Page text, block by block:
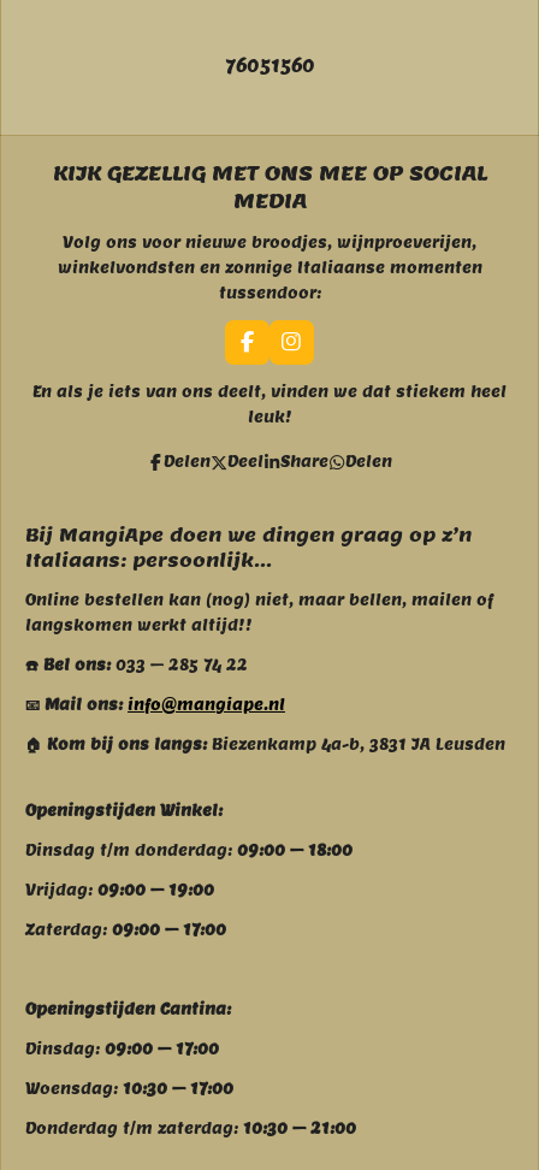
76051560
KIJK GEZELLIG MET ONS MEE OP SOCIAL
MEDIA
Volg ons voor nieuwe broodjes, wijnproeverijen,
winkelvondsten en zonnige Italiaanse momenten
tussendoor:
F
a
c
e
b
o
I
n
s
t
a
r
En als je iets van ons deelt, vinden we dat stiekem heel
leuk!
Delen Deel Share Delen
Bij MangiApe doen we dingen graag op z’n
Italiaans: persoonlijk...
Online bestellen kan (nog) niet, maar bellen, mailen of
langskomen werkt altijd!!
☎️ Bel ons: 033 – 285 74 22
📧 Mail ons: info@mangiape.nl
🏠 Kom bij ons langs: Biezenkamp 4a-b, 3831 JA Leusden
Openingstijden Winkel:
Dinsdag t/m donderdag: 09:00 – 18:00
Vrijdag: 09:00 – 19:00
Zaterdag: 09:00 – 17:00
Openingstijden Cantina:
Dinsdag: 09:00 – 17:00
Woensdag: 10:30 – 17:00
Donderdag t/m zaterdag: 10:30 – 21:00